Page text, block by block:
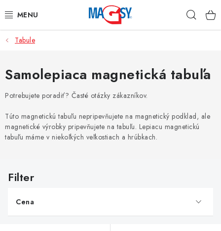
na
HLAVNÉ KATEGÓRIE
MAGNETICKÉ POMÔCKY
PRIEMYSELNÉ MAGNETY
OSTATNÉ MAGNETY
O nás
Tabule
Samolepiaca magnetická tabuľa
Potrebujete poradiť? Časté otázky zákazníkov.
Túto magnetickú tabuľu nepripevňujete na magnetický podklad, ale
magnetické výrobky pripevňujete na tabuľu. Lepiacu magnetickú
tabuľu máme v niekoľkých veľkostiach a hrúbkach.
ý
s
Cena